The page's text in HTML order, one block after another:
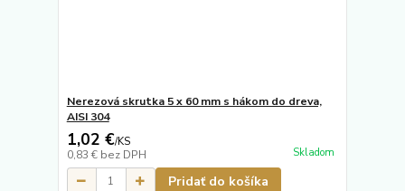
Nerezová skrutka 5 x 60 mm s hákom do dreva,
AISI 304
1,02 €/KS
0,83 € bez DPH Skladom
Pridať do košíka